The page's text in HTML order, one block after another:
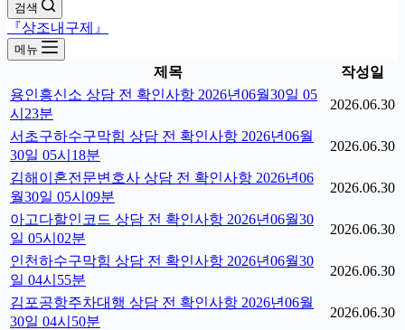
검색
『상조내구제』
메뉴
제목
작성일
용인흥신소 상담 전 확인사항 2026년06월30일 05
시23분
2026.06.30
서초구하수구막힘 상담 전 확인사항 2026년06월
30일 05시18분
2026.06.30
김해이혼전문변호사 상담 전 확인사항 2026년06
월30일 05시09분
2026.06.30
아고다할인코드 상담 전 확인사항 2026년06월30
일 05시02분
2026.06.30
인천하수구막힘 상담 전 확인사항 2026년06월30
일 04시55분
2026.06.30
김포공항주차대행 상담 전 확인사항 2026년06월
30일 04시50분
2026.06.30